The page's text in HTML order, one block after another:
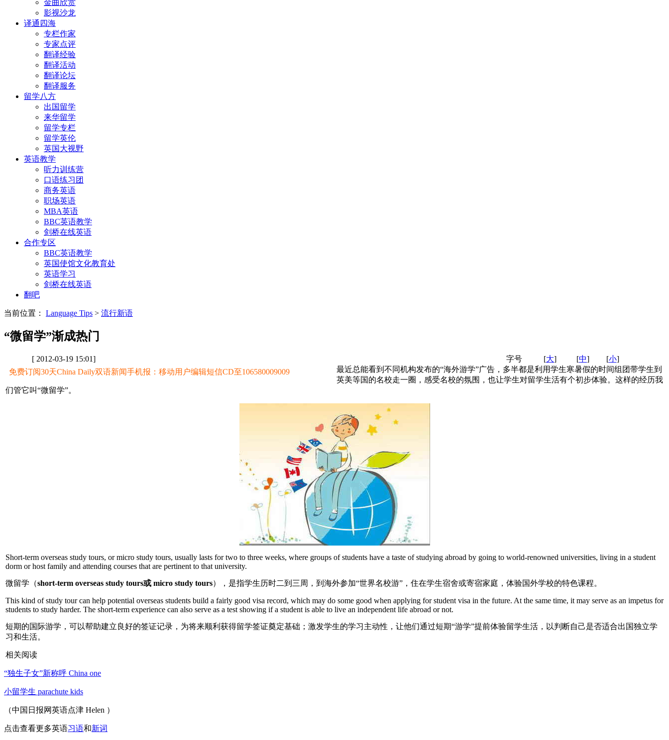
金曲欣赏
影视沙龙
译通四海
专栏作家
专家点评
翻译经验
翻译活动
翻译论坛
翻译服务
留学八方
出国留学
来华留学
留学专栏
留学英伦
英国大视野
英语教学
听力训练营
口语练习团
商务英语
职场英语
MBA英语
BBC英语教学
剑桥在线英语
合作专区
BBC英语教学
英国使馆文化教育处
英语学习
剑桥在线英语
翻吧
当前位置： Language Tips > 流行新语
“微留学”渐成热门
[ 2012-03-19 15:01] 字号 [大] [中] [小]
免费订阅30天China Daily双语新闻手机报：移动用户编辑短信CD至106580009009
最近总能看到不同机构发布的“海外游学”广告，多半都是利用学生寒暑假的时间组团带学生到
英美等国的名校走一圈，感受名校的氛围，也让学生对留学生活有个初步体验。这样的经历我
们管它叫“微留学”。
Short-term overseas study tours, or micro study tours, usually lasts for two to three weeks, where groups of students have a taste of studying abroad by going to world-renowned universities, living in a student
dorm or host family and attending courses that are pertinent to that university.
微留学（short-term overseas study tours或 micro study tours），是指学生历时二到三周，到海外参加“世界名校游”，住在学生宿舍或寄宿家庭，体验国外学校的特色课程。
This kind of study tour can help potential overseas students build a fairly good visa record, which may do some good when applying for student visa in the future. At the same time, it may serve as an impetus for
students to study harder. The short-term experience can also serve as a test showing if a student is able to live an independent life abroad or not.
短期的国际游学，可以帮助建立良好的签证记录，为将来顺利获得留学签证奠定基础；激发学生的学习主动性，让他们通过短期“游学”提前体验留学生活，以判断自己是否适合出国独立学
习和生活。
相关阅读
“独生子女”新称呼 China one
小留学生 parachute kids
（中国日报网英语点津 Helen ）
点击查看更多英语习语和新词